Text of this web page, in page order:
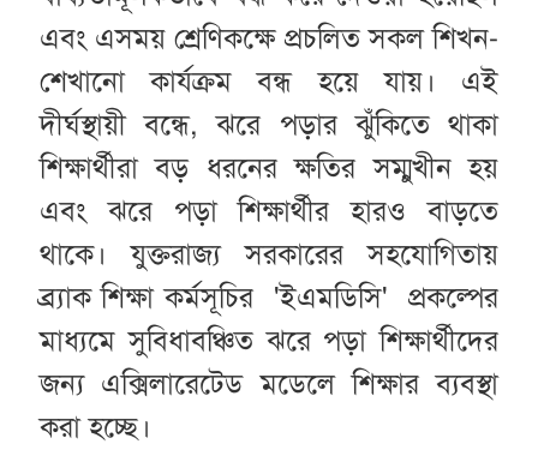
এবং এসময় শ্রেণিকক্ষে প্রচলিত সকল শিখন-
শেখানো কার্যক্রম বন্ধ হয়ে যায়। এই
দীর্ঘস্থায়ী বন্ধে, ঝরে পড়ার ঝুঁকিতে থাকা
শিক্ষার্থীরা বড় ধরনের ক্ষতির সম্মুখীন হয়
এবং ঝরে পড়া শিক্ষার্থীর হারও বাড়তে
থাকে। যুক্তরাজ্য সরকারের সহযোগিতায়
ব্র্যাক শিক্ষা কর্মসূচির 'ইএমডিসি' প্রকল্পের
মাধ্যমে সুবিধাবঞ্চিত ঝরে পড়া শিক্ষার্থীদের
জন্য এক্সিলারেটেড মডেলে শিক্ষার ব্যবস্থা
করা হচ্ছে।